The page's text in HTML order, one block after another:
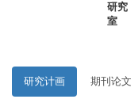
研究
室
研究计画 期刊论文